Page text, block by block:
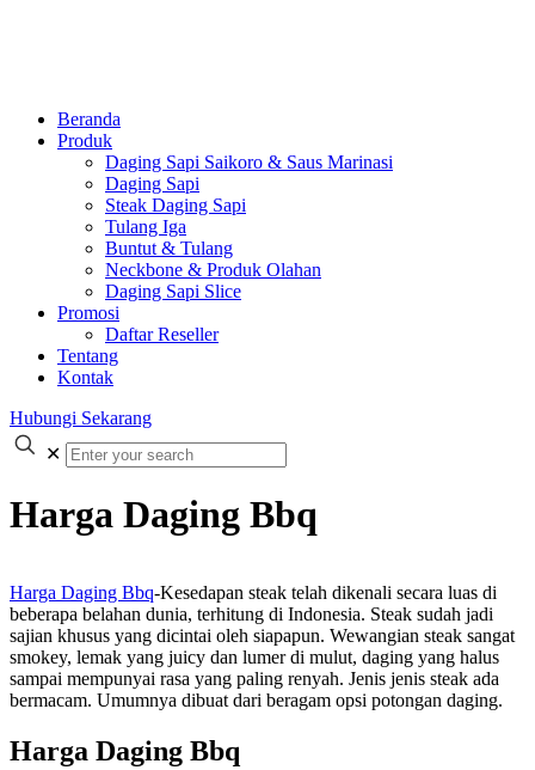
Beranda
Produk
Daging Sapi Saikoro & Saus Marinasi
Daging Sapi
Steak Daging Sapi
Tulang Iga
Buntut & Tulang
Neckbone & Produk Olahan
Daging Sapi Slice
Promosi
Daftar Reseller
Tentang
Kontak
Hubungi Sekarang
✕
Harga Daging Bbq
Harga Daging Bbq-Kesedapan steak telah dikenali secara luas di
beberapa belahan dunia, terhitung di Indonesia. Steak sudah jadi
sajian khusus yang dicintai oleh siapapun. Wewangian steak sangat
smokey, lemak yang juicy dan lumer di mulut, daging yang halus
sampai mempunyai rasa yang paling renyah. Jenis jenis steak ada
bermacam. Umumnya dibuat dari beragam opsi potongan daging.
Harga Daging Bbq